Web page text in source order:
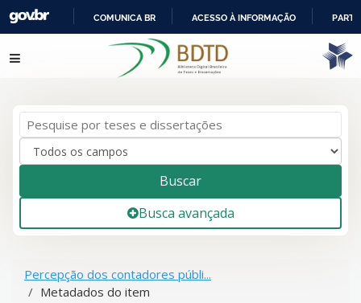
IR
PARA
COMUNICA BR ACESSO À INFORMAÇÃO
Pular para o conteúdo
Buscar
Busca avançada
Percepção dos contadores públi...
Metadados do item